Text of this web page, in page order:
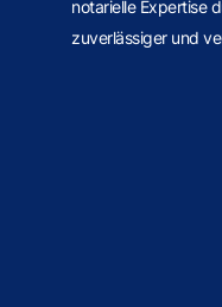
notarielle Expertise
zuverlässiger und